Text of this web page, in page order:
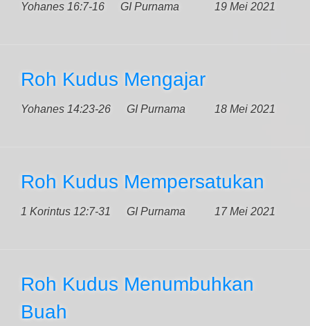
Yohanes 16:7-16 19 Mei 2021
GI Purnama
Roh Kudus Mengajar
Yohanes 14:23-26 18 Mei 2021
GI Purnama
Roh Kudus Mempersatukan
1 Korintus 12:7-31 17 Mei 2021
GI Purnama
Roh Kudus Menumbuhkan
Buah